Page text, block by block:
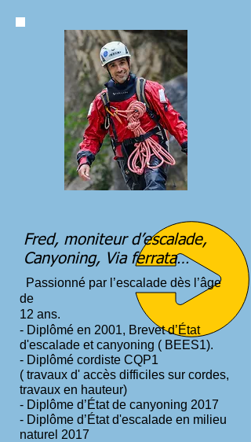
Fred, moniteur d’escalade,
Canyoning, Via ferrata…
Passionné par l’escalade dès l’âge
de
12 ans.
- Diplômé en 2001, Brevet d’État
d'escalade et canyoning ( BEES1).
- Diplômé cordiste CQP1
( travaux d' accès difficiles sur cordes,
travaux en hauteur)
- Diplôme d’État de canyoning 2017
- Diplôme d’État d'escalade en milieu
naturel 2017